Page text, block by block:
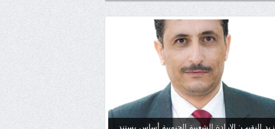
زيد النقيب: الإرادة الشعبية الجنوبية أساس يستند